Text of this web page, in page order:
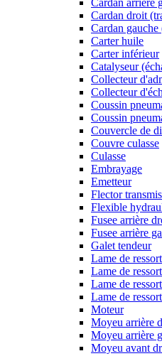
Cardan arrière
Cardan droit
Cardan
Carter huile
Carter inférieur
Catalyseur
Collecteur
Collecteur
Coussin
Coussin
Couvercle de
Couvre culasse
Culasse
Embrayage
Emetteur
Flector
Flexible
Fusee arrière
Fusee arrière
Galet tendeur
Lame de
Lame de
Lame de
Lame de
Moteur
Moyeu arrière
Moyeu arrière
Moyeu avant